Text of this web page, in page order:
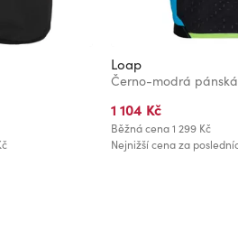
Loap
Černo-modrá pánská
1 104 Kč
Běžná cena1 299 Kč
Nejnižší cena za